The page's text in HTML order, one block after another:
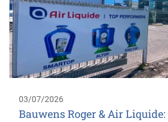
03/07/2026
Bauwens Roger & Air